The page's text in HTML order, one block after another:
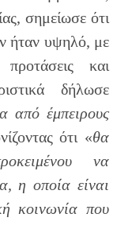
σημείωσε ότι
ήταν υψηλό, με
προτάσεις και
δήλωσε
από έμπειρους
ότι «θα
να
η οποία είναι
κοινωνία που